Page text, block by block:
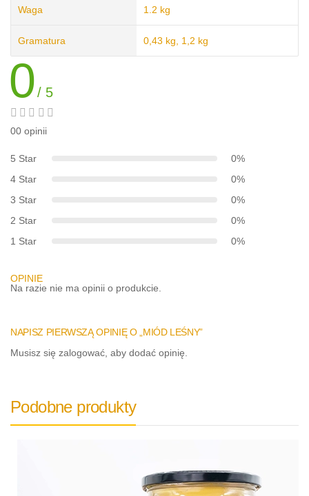
Waga 1.2 kg
Gramatura 0,43 kg, 1,2 kg
0/ 5
00 opinii
5 Star
0%
4 Star
0%
3 Star
0%
2 Star
0%
1 Star
0%
OPINIE
Na razie nie ma opinii o produkcie.
NAPISZ PIERWSZĄ OPINIĘ O „MIÓD LEŚNY”
Musisz się zalogować , aby dodać opinię.
Podobne produkty